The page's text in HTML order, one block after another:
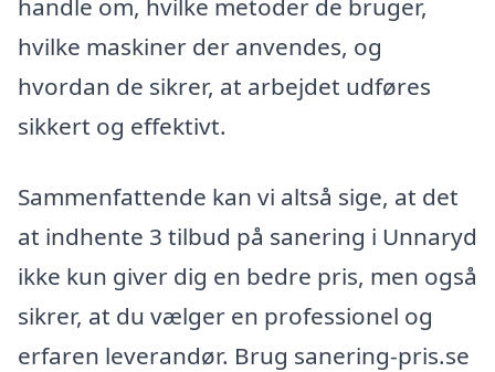
handle om, hvilke metoder de bruger,
hvilke maskiner der anvendes, og
hvordan de sikrer, at arbejdet udføres
sikkert og effektivt.
Sammenfattende kan vi altså sige, at det
at indhente 3 tilbud på sanering i Unnaryd
ikke kun giver dig en bedre pris, men også
sikrer, at du vælger en professionel og
erfaren leverandør. Brug sanering-pris.se